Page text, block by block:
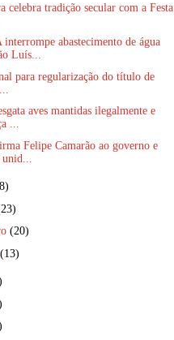
celebra tradição secular com a Festa
abastecimento de água
Luís...
para regularização do título de
aves mantidas ilegalmente e
...
Felipe Camarão ao governo e
(20)
(13)